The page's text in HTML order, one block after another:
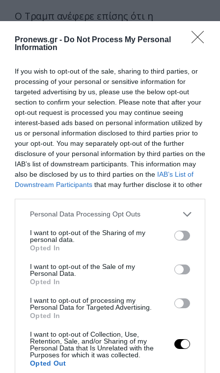
Pronews.gr - Do Not Process My Personal
Information
If you wish to opt-out of the sale, sharing to third parties, or
processing of your personal or sensitive information for
targeted advertising by us, please use the below opt-out
section to confirm your selection. Please note that after your
opt-out request is processed you may continue seeing
interest-based ads based on personal information utilized by
us or personal information disclosed to third parties prior to
your opt-out. You may separately opt-out of the further
disclosure of your personal information by third parties on the
IAB’s list of downstream participants. This information may
also be disclosed by us to third parties on the IAB’s List of
Downstream Participants that may further disclose it to other
Please note that this website/app uses one or more Google
not limited to your visit or usage behaviour. You may click to
grant or deny consent to Google and its third-party tags to
use your data for below specified purposes in below Google
consent section.
Personal Data Processing Opt Outs
I want to opt-out of the Sharing of my
personal data.
Opted In
I want to opt-out of the Sale of my
Personal Data.
Opted In
I want to opt-out of processing my
Personal Data for Targeted Advertising.
Opted In
I want to opt-out of Collection, Use,
Retention, Sale, and/or Sharing of my
Personal Data that Is Unrelated with the
Purposes for which it was collected.
Opted Out
Ο Τραμπ ανέφερε επίσης ότι η
αμερικανική αντιπροσωπεία προσβλέπει
στις συνομιλίες για το αμοιβαίο εμπόριο
«Είναι τιμή να βρισκόμαστε εδώ»,
δήλωσε ο Αμερικανός πρόεδρος κατά την
έναρξη της συνάντησης.
Ο Ντόναλντ Τραμπ και ο Σι Τζινπίνγκ
ολοκλήρωσαν τις εναρκτήριες
δηλώσεις τους στο Μεγάλο Παλάτι του
Λαού και ξεκίνησαν τις διμερείς
συνομιλίες κεκλεισμένων των θυρών,
οι οποίες αναμένεται να διαρκέσουν
περίπου μία ώρα.
Στην αμερικανική αποστολή
συμμετέχουν κυβερνητικοί
αξιωματούχοι της κυβέρνησης Τραμπ,
αλλά και κορυφαίοι επιχειρηματίες.
σύμβουλος της NVIDIA Τζένσεν Χουάνγκ
και ο επικεφαλής της Apple Τιμ Κουκ.
@POTUSintroduces President Xi to the
U.S. delegation at the Great Hall of the